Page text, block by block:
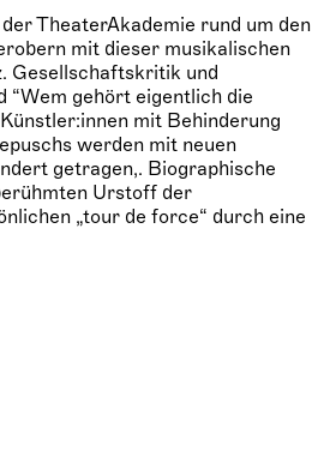
TheaterAkademie rund um den
mit dieser musikalischen
Gesellschaftskritik und
“Wem gehört eigentlich die
mit Behinderung
werden mit neuen
getragen,. Biographische
Urstoff der
„tour de force“ durch eine